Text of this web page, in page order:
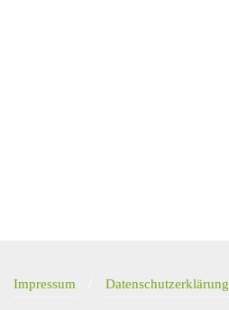
Impressum Datenschutzerklärung